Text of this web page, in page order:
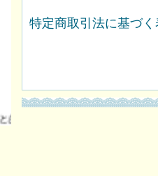
ただきます。 また、お問い合わ
特定商取引法に基づ